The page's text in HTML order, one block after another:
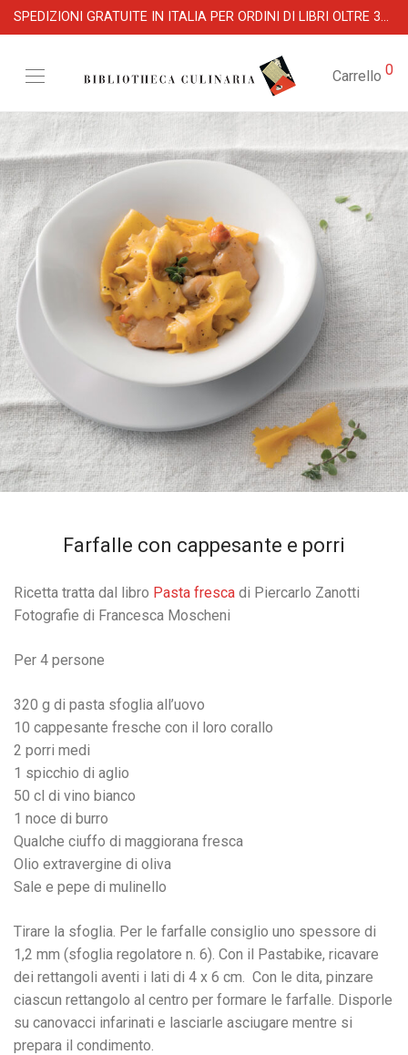
SPEDIZIONI GRATUITE IN ITALIA PER ORDINI DI LIBRI OLTRE 39 €
Carrello 0
Farfalle con cappesante e porri
Ricetta tratta dal libro Pasta fresca di Piercarlo Zanotti
Fotografie di Francesca Moscheni
Per 4 persone
320 g di pasta sfoglia all’uovo
10 cappesante fresche con il loro corallo
2 porri medi
1 spicchio di aglio
50 cl di vino bianco
1 noce di burro
Qualche ciuffo di maggiorana fresca
Olio extravergine di oliva
Sale e pepe di mulinello
Tirare la sfoglia. Per le farfalle consiglio uno spessore di
1,2 mm (sfoglia regolatore n. 6). Con il Pastabike, ricavare
dei rettangoli aventi i lati di 4 x 6 cm. Con le dita, pinzare
ciascun rettangolo al centro per formare le farfalle. Disporle
su canovacci infarinati e lasciarle asciugare mentre si
prepara il condimento.